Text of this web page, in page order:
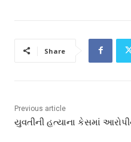
Share
Previous article
યુવતીની હત્યાના કેસમાં